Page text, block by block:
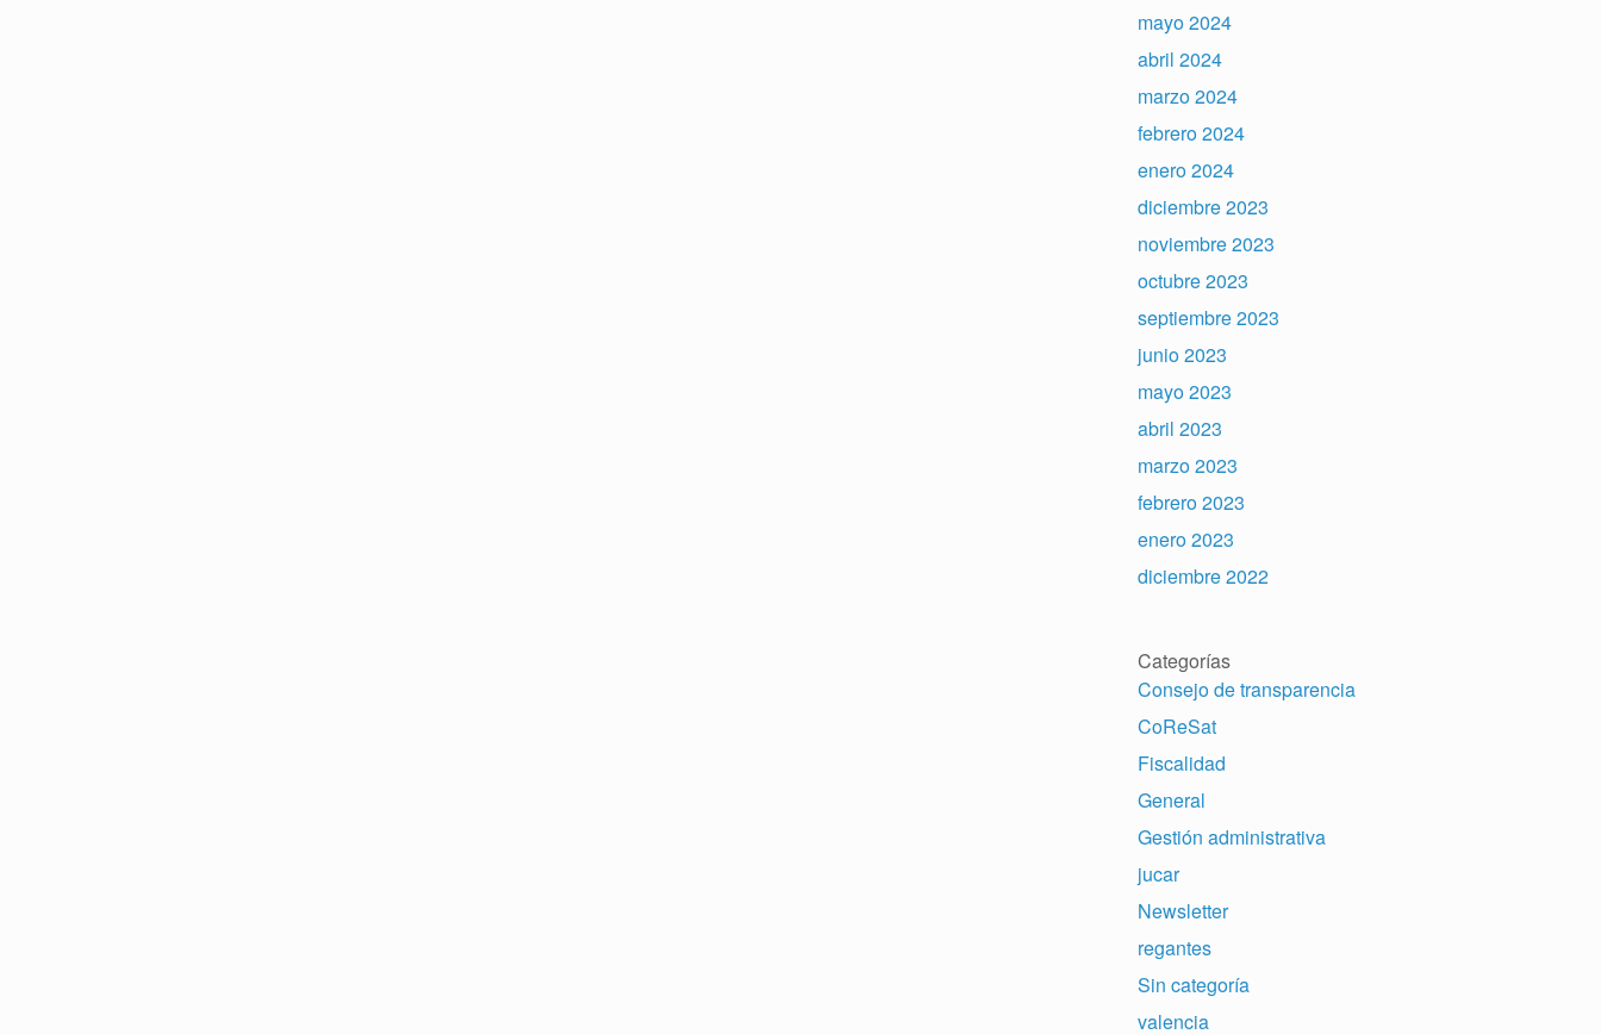
mayo 2024
abril 2024
marzo 2024
febrero 2024
enero 2024
diciembre 2023
noviembre 2023
octubre 2023
septiembre 2023
junio 2023
mayo 2023
abril 2023
marzo 2023
febrero 2023
enero 2023
diciembre 2022
Categorías
Consejo de transparencia
CoReSat
Fiscalidad
General
Gestión administrativa
jucar
Newsletter
regantes
Sin categoría
valencia